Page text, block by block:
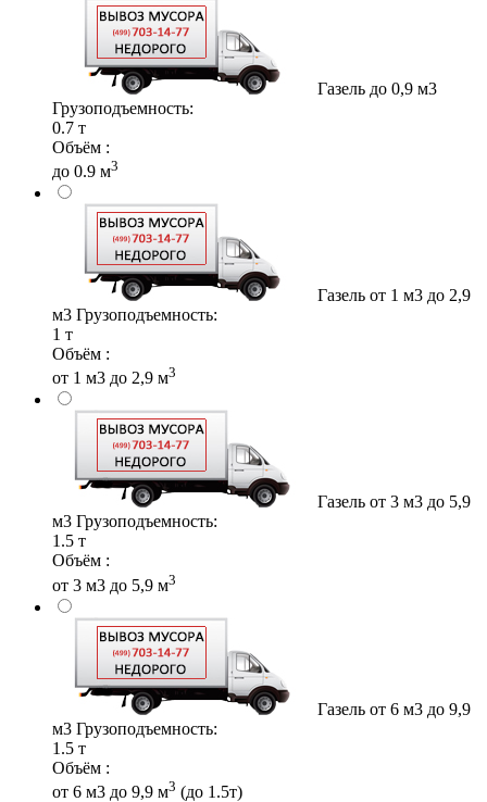
Газель до 0,9 м3
Грузоподъемность:
0.7 т
Объём :
до 0.9 м3
Газель от 1 м3 до 2,9
м3 Грузоподъемность:
1 т
Объём :
от 1 м3 до 2,9 м3
Газель от 3 м3 до 5,9
м3 Грузоподъемность:
1.5 т
Объём :
от 3 м3 до 5,9 м3
Газель от 6 м3 до 9,9
м3 Грузоподъемность:
1.5 т
Объём :
от 6 м3 до 9,9 м3 (до 1.5т)